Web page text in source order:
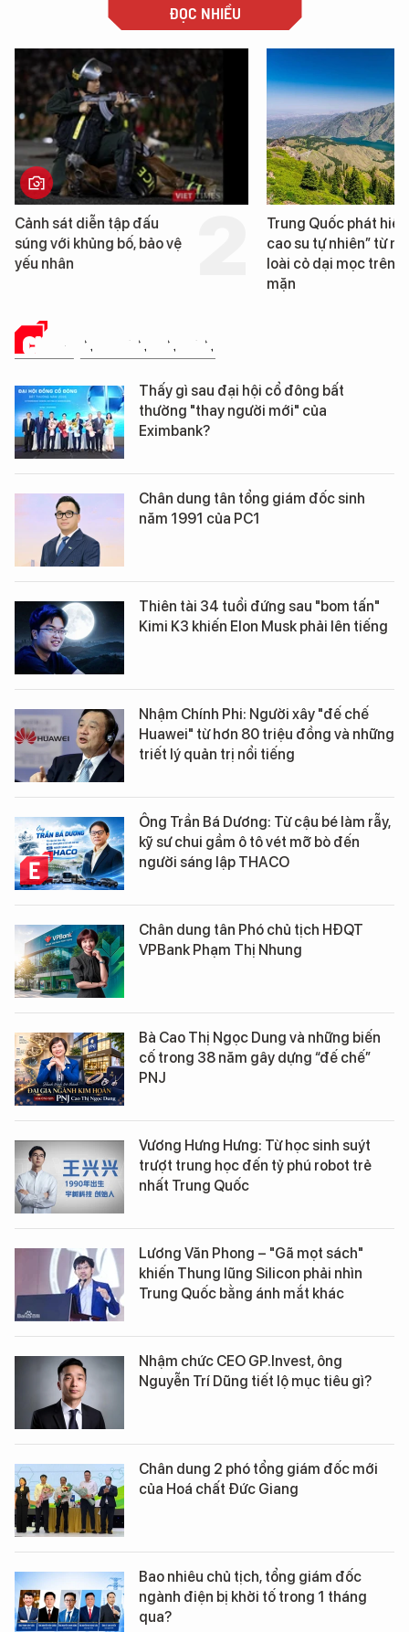
ĐỌC NHIỀU
Cảnh sát diễn tập đấu
súng với khủng bố, bảo vệ
yếu nhân
Trung Quốc phát hiện
cao su tự nhiên” từ
loài cỏ dại mọc trên
mặn
CHUYỆN DOANH NHÂN
Thấy gì sau đại hội cổ đông bất
thường "thay người mới" của
Eximbank?
Chân dung tân tổng giám đốc sinh
năm 1991 của PC1
Thiên tài 34 tuổi đứng sau "bom tấn"
Kimi K3 khiến Elon Musk phải lên tiếng
Nhậm Chính Phi: Người xây "đế chế
Huawei" từ hơn 80 triệu đồng và những
triết lý quản trị nổi tiếng
Ông Trần Bá Dương: Từ cậu bé làm rẫy,
kỹ sư chui gầm ô tô vét mỡ bò đến
người sáng lập THACO
Chân dung tân Phó chủ tịch HĐQT
VPBank Phạm Thị Nhung
Bà Cao Thị Ngọc Dung và những biến
cố trong 38 năm gây dựng “đế chế”
PNJ
Vương Hưng Hưng: Từ học sinh suýt
trượt trung học đến tỷ phú robot trẻ
nhất Trung Quốc
Lương Văn Phong – "Gã mọt sách"
khiến Thung lũng Silicon phải nhìn
Trung Quốc bằng ánh mắt khác
Nhậm chức CEO GP.Invest, ông
Nguyễn Trí Dũng tiết lộ mục tiêu gì?
Chân dung 2 phó tổng giám đốc mới
của Hoá chất Đức Giang
Bao nhiêu chủ tịch, tổng giám đốc
ngành điện bị khởi tố trong 1 tháng
qua?